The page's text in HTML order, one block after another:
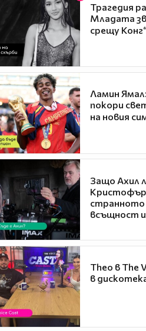
Трагедия
Младата
срещу
Ламин
покори
на новия
Защо Ахил
Кристофър
странното
всъщност
Theo в The
в